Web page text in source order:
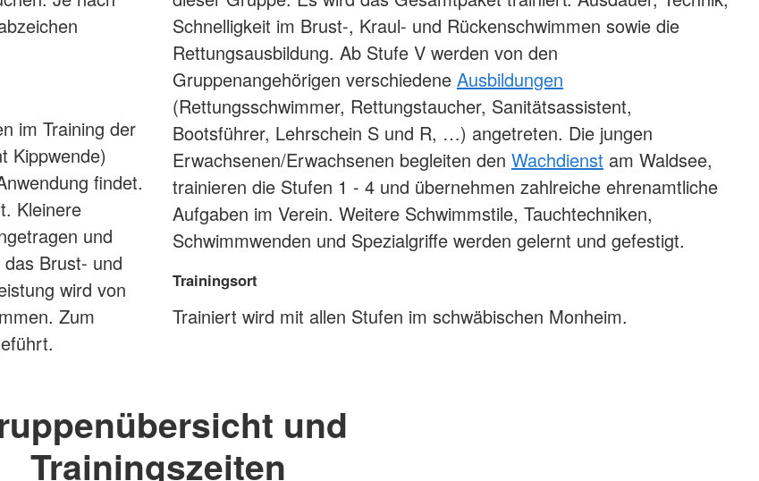
im Training der
Kippwende)
findet.
Kleinere
und
Brust- und
wird von
Zum
Schnelligkeit im Brust-, Kraul- und Rückenschwimmen sowie die
Rettungsausbildung. Ab Stufe V werden von den
Gruppenangehörigen verschiedene Ausbildungen
(Rettungsschwimmer, Rettungstaucher, Sanitätsassistent,
Bootsführer, Lehrschein S und R, …) angetreten. Die jungen
Erwachsenen/Erwachsenen begleiten den Wachdienst am Waldsee,
trainieren die Stufen 1 - 4 und übernehmen zahlreiche ehrenamtliche
Aufgaben im Verein. Weitere Schwimmstile, Tauchtechniken,
Schwimmwenden und Spezialgriffe werden gelernt und gefestigt.
Trainingsort
Trainiert wird mit allen Stufen im schwäbischen Monheim.
und
Trainingszeiten